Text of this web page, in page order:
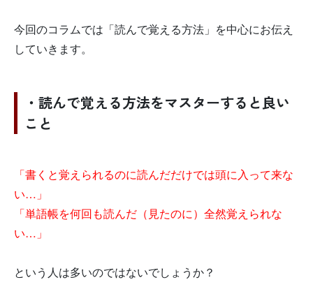
今回のコラムでは「読んで覚える方法」を中心にお伝え
していきます。
・読んで覚える方法をマスターすると良い
こと
「書くと覚えられるのに読んだだけでは頭に入って来な
い…」
「単語帳を何回も読んだ（見たのに）全然覚えられな
い…」
という人は多いのではないでしょうか？